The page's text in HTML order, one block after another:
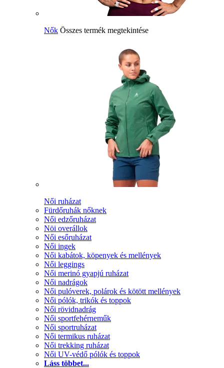
Nők Összes termék megtekintése
Női ruházat
Fürdőruhák nőknek
Női edzőruházat
Nöi overállok
Női esőruházat
Női ingek
Női kabátok, köpenyek és mellények
Női leggings
Női merinó gyapjú ruházat
Női nadrágok
Női pulóverek, polárok és kötött mellények
Női pólók, trikók és toppok
Női rövidnadrág
Női sportfehérneműk
Női sportruházat
Női termikus ruházat
Női trekking ruházat
Női UV-védő pólók és toppok
Láss többet...